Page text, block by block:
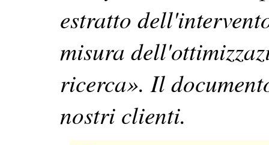
estratto
misura
ricerca». Il
nostri clienti.